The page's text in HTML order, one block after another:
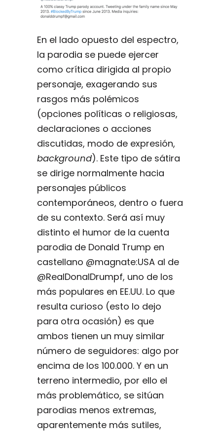
En el lado opuesto del espectro,
la parodia se puede ejercer
como crítica dirigida al propio
personaje, exagerando sus
rasgos más polémicos
(opciones políticas o religiosas,
declaraciones o acciones
discutidas, modo de expresión,
background). Este tipo de sátira
se dirige normalmente hacia
personajes públicos
contemporáneos, dentro o fuera
de su contexto. Será así muy
distinto el humor de la cuenta
parodia de Donald Trump en
castellano @magnate:USA al de
@RealDonalDrumpf, uno de los
más populares en EE.UU. Lo que
resulta curioso (esto lo dejo
para otra ocasión) es que
ambos tienen un muy similar
número de seguidores: algo por
encima de los 100.000. Y en un
terreno intermedio, por ello el
más problemático, se sitúan
parodias menos extremas,
aparentemente más sutiles,